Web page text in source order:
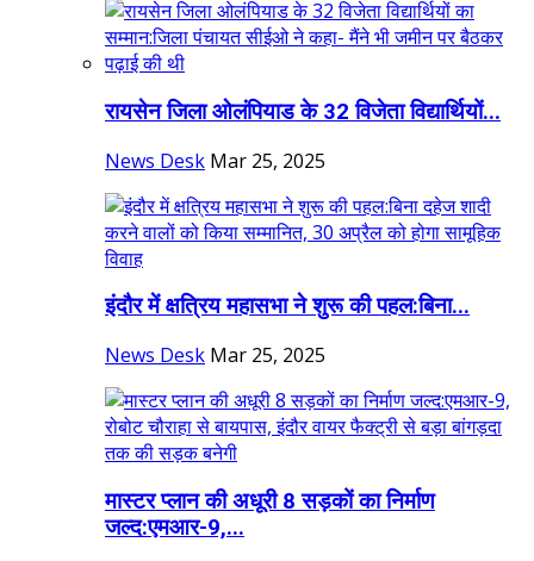
रायसेन जिला ओलंपियाड के 32 विजेता विद्यार्थियों...
News Desk Mar 25, 2025
इंदौर में क्षत्रिय महासभा ने शुरू की पहल:बिना...
News Desk Mar 25, 2025
मास्टर प्लान की अधूरी 8 सड़कों का निर्माण
जल्द:एमआर-9,...